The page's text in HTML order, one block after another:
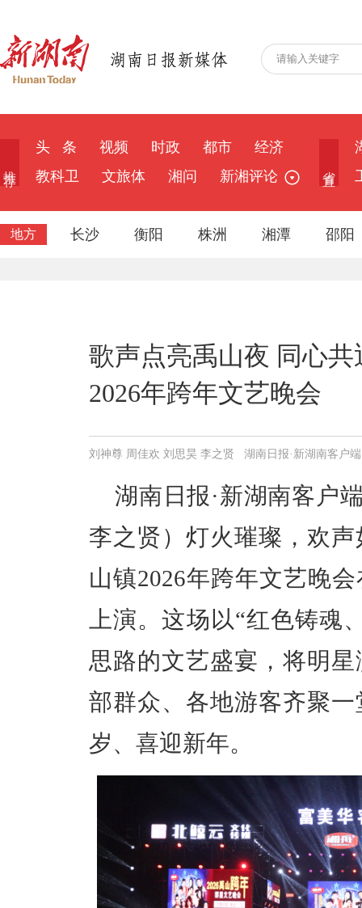
头 条 视频 时政 都市
经济
教科卫
文旅体 湘问 新湘评论
地方 长沙 衡阳 株洲 湘潭 邵阳
歌声点亮禹山夜 同心
2026年跨年文艺晚会
刘神尊 周佳欢 刘思昊 李之贤 湖南日报·新湖南客户
湖南日报·新湖南客户
李之贤）灯火璀璨，欢
山镇2026年跨年文艺晚
上演。这场以“红色铸魂
思路的文艺盛宴，将明
部群众、各地游客齐聚
岁、喜迎新年。